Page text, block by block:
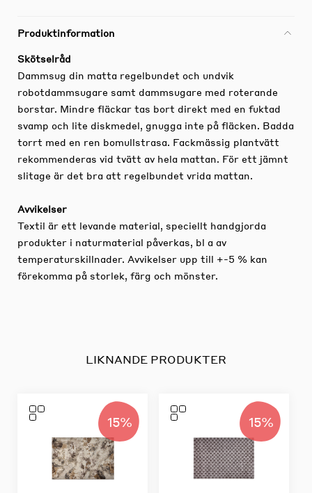
Produktinformation
Skötselråd
Dammsug din matta regelbundet och undvik
robotdammsugare samt dammsugare med roterande
borstar. Mindre fläckar tas bort direkt med en fuktad
svamp och lite diskmedel, gnugga inte på fläcken. Badda
torrt med en ren bomullstrasa. Fackmässig plantvätt
rekommenderas vid tvätt av hela mattan. För ett jämnt
slitage är det bra att regelbundet vrida mattan.
Avvikelser
Textil är ett levande material, speciellt handgjorda
produkter i naturmaterial påverkas, bl a av
temperaturskillnader. Avvikelser upp till +-5 % kan
förekomma på storlek, färg och mönster.
LIKNANDE PRODUKTER
15% 15%